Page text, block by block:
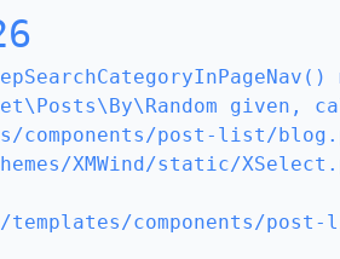
given,
components/post-list/
XMWind/static/
templates/components/